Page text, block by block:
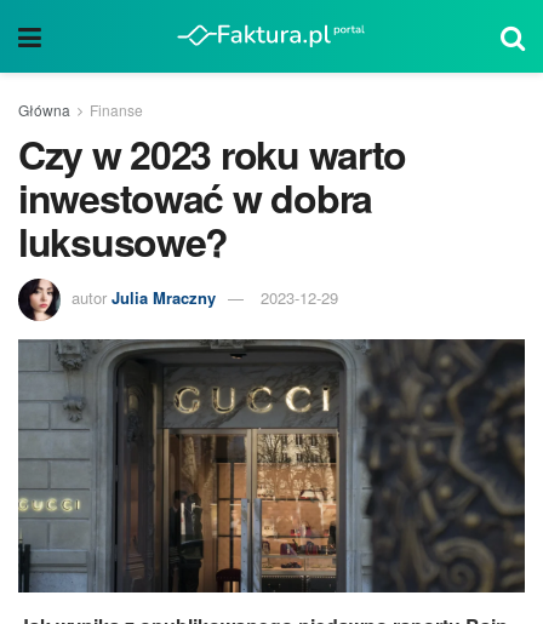
Główna Finanse
Czy w 2023 roku warto
inwestować w dobra
luksusowe?
autor Julia Mraczny 2023-12-29